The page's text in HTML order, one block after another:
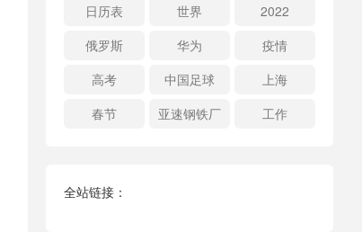
日历表
世界
2022
俄罗斯
华为
疫情
高考
中国足球
上海
春节
亚速钢铁厂 工作
全站链接：